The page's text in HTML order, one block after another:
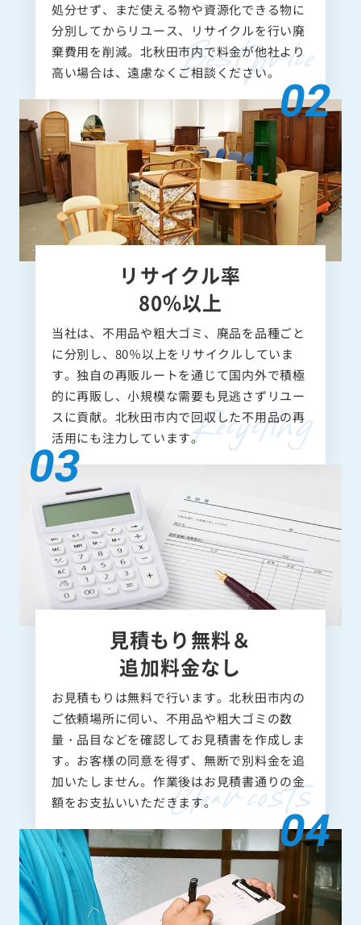
処分せず、まだ使える物や資源化できる物に
分別してからリユース、リサイクルを行い廃
棄費用を削減。北秋田市内で料金が他社より
高い場合は、遠慮なくご相談ください。
リサイクル率
80%以上
当社は、不用品や粗大ゴミ、廃品を品種ごと
に分別し、80％以上をリサイクルしていま
す。独自の再販ルートを通じて国内外で積極
的に再販し、小規模な需要も見逃さずリユー
スに貢献。北秋田市内で回収した不用品の再
活用にも注力しています。
見積もり無料＆
追加料金なし
お見積もりは無料で行います。北秋田市内の
ご依頼場所に伺い、不用品や粗大ゴミの数
量・品目などを確認してお見積書を作成しま
す。お客様の同意を得ず、無断で別料金を追
加いたしません。作業後はお見積書通りの金
額をお支払いいただきます。